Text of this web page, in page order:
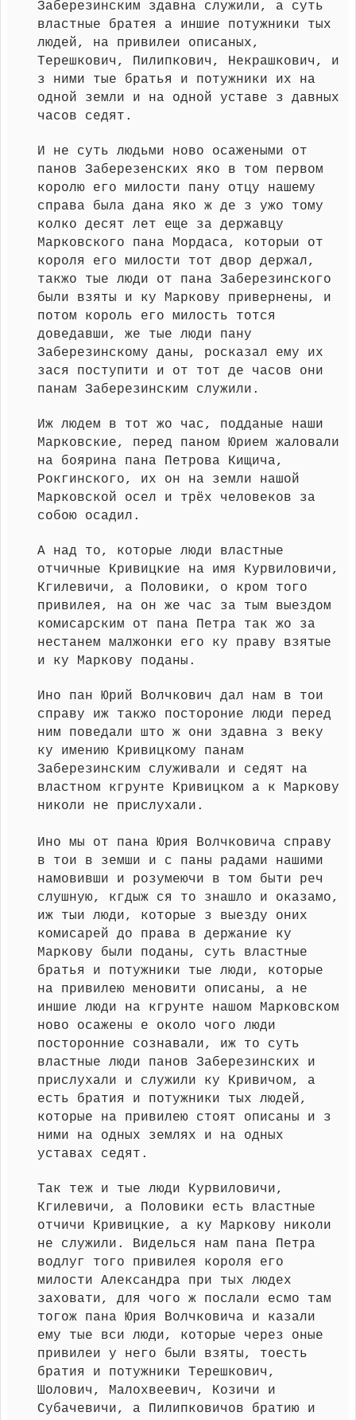
Заберезинским здавна служили, а суть
властные братея а иншие потужники тых
людей, на привилеи описаных,
Терешкович, Пилипкович, Некрашкович, и
з ними тые братья и потужники их на
одной земли и на одной уставе з давных
часов седят.
И не суть людьми ново осажеными от
панов Заберезенских яко в том первом
королю его милости пану отцу нашему
справа была дана яко ж де з ужо тому
колко десят лет еще за державцу
Марковского пана Мордаса, которыи от
короля его милости тот двор держал,
такжо тые люди от пана Заберезинского
были взяты и ку Маркову привернены, и
потом король его милость тотся
доведавши, же тые люди пану
Заберезинскому даны, росказал ему их
зася поступити и от тот де часов они
панам Заберезинским служили.
Иж людем в тот жо час, подданые наши
Марковские, перед паном Юрием жаловали
на боярина пана Петрова Кищича,
Рокгинского, их он на земли нашой
Марковской осел и трёх человеков за
собою осадил.
А над то, которые люди властные
отчичные Кривицкие на имя Курвиловичи,
Кгилевичи, а Половики, о кром того
привилея, на он же час за тым выездом
комисарским от пана Петра так жо за
нестанем малжонки его ку праву взятые
и ку Маркову поданы.
Ино пан Юрий Волчкович дал нам в тои
справу иж такжо постороние люди перед
ним поведали што ж они здавна з веку
ку имению Кривицкому панам
Заберезинским служивали и седят на
властном кгрунте Кривицком а к Маркову
николи не прислухали.
Ино мы от пана Юрия Волчковича справу
в тои в земши и с паны радами нашими
намовивши и розумеючи в том быти реч
слушную, кгдыж ся то знашло и оказамо,
иж тыи люди, которые з выезду оних
комисарей до права в держание ку
Маркову были поданы, суть властные
братья и потужники тые люди, которые
на привилею меновити описаны, а не
иншие люди на кгрунте нашом Марковском
ново осажены е около чого люди
посторонние сознавали, иж то суть
властные люди панов Заберезинских и
прислухали и служили ку Кривичом, а
есть братия и потужники тых людей,
которые на привилею стоят описаны и з
ними на одных землях и на одных
уставах седят.
Так теж и тые люди Курвиловичи,
Кгилевичи, а Половики есть властные
отчичи Кривицкие, а ку Маркову николи
не служили. Виделься нам пана Петра
водлуг того привилея короля его
милости Александра при тых людех
заховати, для чого ж послали есмо там
тогож пана Юрия Волчковича и казали
ему тые вси люди, которые через оные
привилеи у него были взяты, тоесть
братия и потужники Терешкович,
Шолович, Малохвеевич, Козичи и
Субачевичи, а Пилипковичов братию и